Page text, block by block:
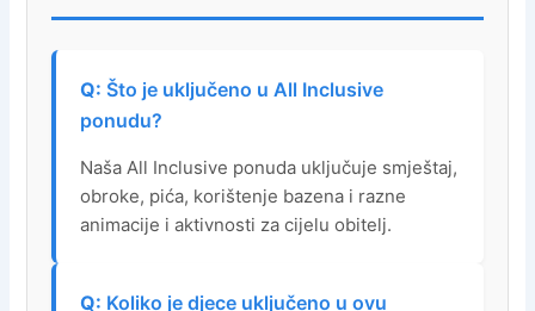
Što je uključeno u All Inclusive
ponudu?
Naša All Inclusive ponuda uključuje smještaj,
obroke, pića, korištenje bazena i razne
animacije i aktivnosti za cijelu obitelj.
Koliko je djece uključeno u ovu